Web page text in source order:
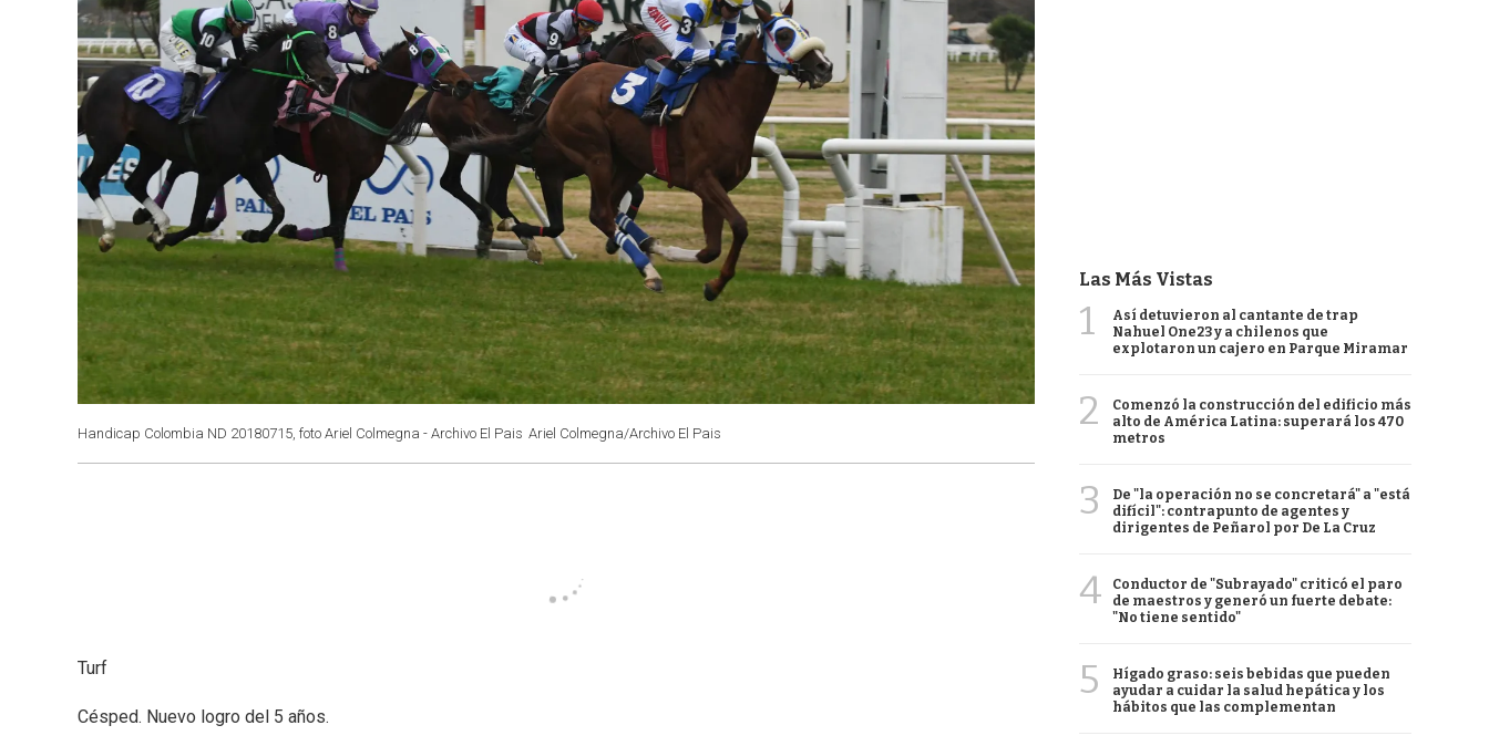
Handicap Colombia ND 20180715, foto Ariel Colmegna - Archivo El Pais Ariel Colmegna/Archivo El Pais
Turf
Césped. Nuevo logro del 5 años.
Las Más Vistas
1
Así detuvieron al cantante de trap
Nahuel One23 y a chilenos que
explotaron un cajero en Parque Miramar
2
Comenzó la construcción del edificio más
alto de América Latina: superará los 470
metros
3
De "la operación no se concretará" a "está
difícil": contrapunto de agentes y
dirigentes de Peñarol por De La Cruz
4
Conductor de "Subrayado" criticó el paro
de maestros y generó un fuerte debate:
"No tiene sentido"
5
Hígado graso: seis bebidas que pueden
ayudar a cuidar la salud hepática y los
hábitos que las complementan